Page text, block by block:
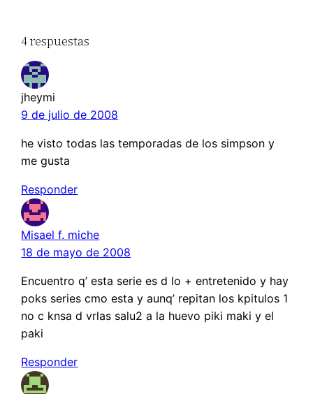
4 respuestas
jheymi
9 de julio de 2008
he visto todas las temporadas de los simpson y
me gusta
Responder
Misael f. miche
18 de mayo de 2008
Encuentro q’ esta serie es d lo + entretenido y hay
poks series cmo esta y aunq’ repitan los kpitulos 1
no c knsa d vrlas salu2 a la huevo piki maki y el
paki
Responder